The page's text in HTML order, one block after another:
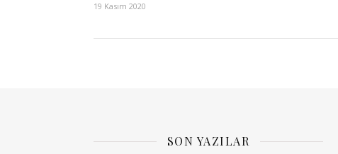
19 Kasım 2020
SON YAZILAR